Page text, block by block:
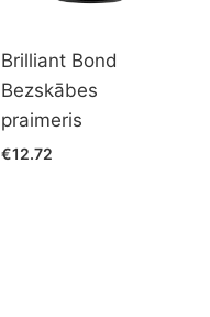
Brilliant Bond
Bezskābes
praimeris
€12.72